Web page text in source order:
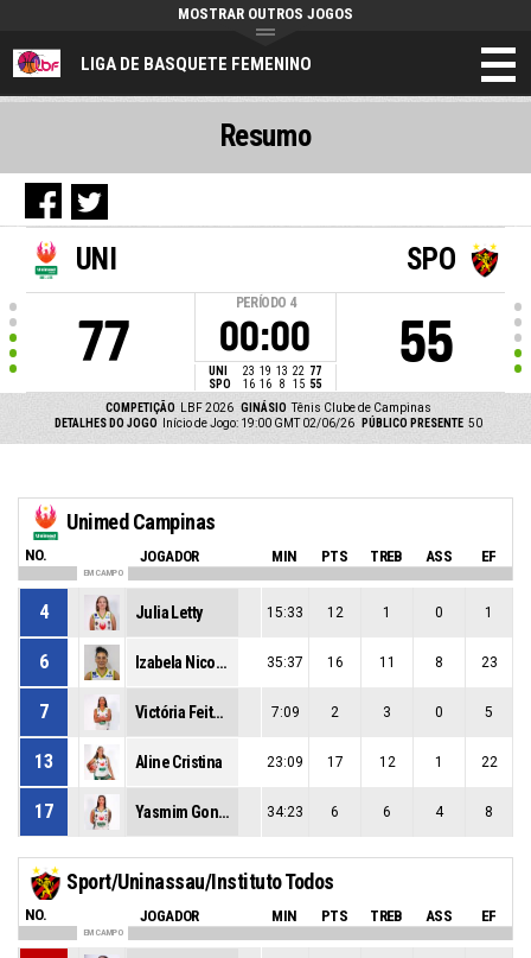
LIGA DE BASQUETE FEMENINO
MOSTRAR OUTROS JOGOS
UNI
77
PERÍODO 4
00:00
UNI 23 19 13 22 77
SPO
16 16 8 15 55
SPO
55
COMPETIÇÃO LBF 2026 GINÁSIO Tênis Clube de Campinas
DETALHES DO JOGO
Início de Jogo: 19:00 GMT 02/06/26 PÚBLICO PRESENTE 50
Resumo
Unimed Campinas
NO. JOGADOR MIN PTS TREB ASS EF
EM CAMPO
4 Julia Letty 15:33 12 1 0 1
6 Izabela Nicoletti 35:37 16 11 8 23
7 Victória Feitosa 7:09 2 3 0 5
13 Aline Cristina 23:09 17 12 1 22
17 Yasmim Gonçalves 34:23 6 6 4 8
Sport/Uninassau/Instituto Todos
NO. JOGADOR MIN PTS TREB ASS EF
EM CAMPO